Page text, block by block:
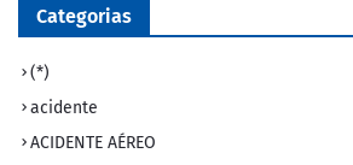
Categorias
(*)
acidente
ACIDENTE AÉREO